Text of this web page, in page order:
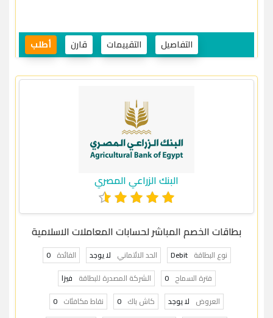
التفاصيل التقييمات قارن أطلب
البنك الزراعي المصري
بطاقات الخصم المباشر لحسابات المعاملات الاسلامية
نوع البطاقة Debit الحد الائتماني لا يوجد الفائدة 0
فترة السماح 0 الشركة المصدرة للبطاقة فيزا
العروض لا يوجد كاش باك 0 نقاط مكافئات 0